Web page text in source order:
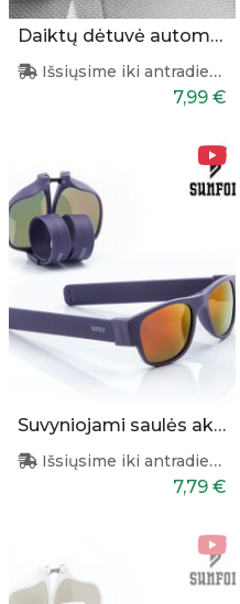
Daiktų dėtuvė automobilio salonui (2 vnt.)
Išsiųsime iki antradienio
7,99 €
Suvyniojami saulės akiniai (violetiniai)
Išsiųsime iki antradienio
7,79 €